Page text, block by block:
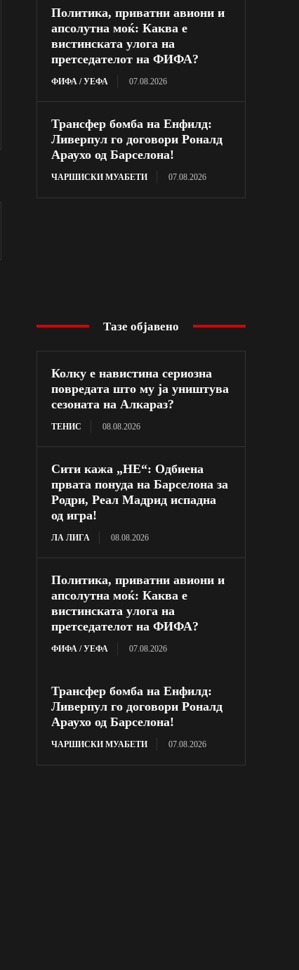
Политика, приватни авиони и
апсолутна моќ: Каква е
вистинската улога на
претседателот на ФИФА?
ФИФА / УЕФА 07.08.2026
Трансфер бомба на Енфилд:
Ливерпул го договори Роналд
Араухо од Барселона!
ЧАРШИСКИ МУАБЕТИ 07.08.2026
Тазе објавено
Колку е навистина сериозна
повредата што му ја уништува
сезоната на Алкараз?
ТЕНИС 08.08.2026
Сити кажа „НЕ“: Одбиена
првата понуда на Барселона за
Родри, Реал Мадрид испадна
од игра!
ЛА ЛИГА 08.08.2026
Политика, приватни авиони и
апсолутна моќ: Каква е
вистинската улога на
претседателот на ФИФА?
ФИФА / УЕФА 07.08.2026
Трансфер бомба на Енфилд:
Ливерпул го договори Роналд
Араухо од Барселона!
ЧАРШИСКИ МУАБЕТИ 07.08.2026